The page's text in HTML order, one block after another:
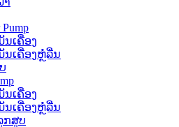
ນເຄື່ອງ
ນເຄື່ອງຫຼໍ່ລື່ນ
ນເຄື່ອງ
ນເຄື່ອງຫຼໍ່ລື່ນ
ກສູບ